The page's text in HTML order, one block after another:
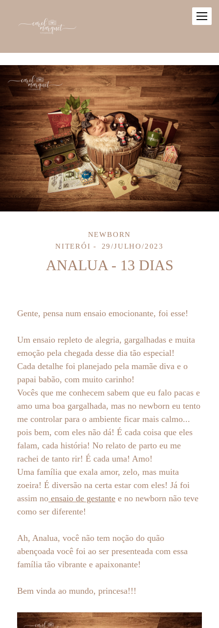
NEWBORN
NITERÓI
29/JULHO/2023
ANALUA - 13 DIAS
Gente, pensa num ensaio emocionante, foi esse!
Um ensaio repleto de alegria, gargalhadas e muita
emoção pela chegada desse dia tão especial!
Cada detalhe foi planejado pela mamãe diva e o
papai babão, com muito carinho!
Vocês que me conhecem sabem que eu falo pacas e
amo uma boa gargalhada, mas no newborn eu tento
me controlar para o ambiente ficar mais calmo...
pois bem, com eles não dá! É cada coisa que eles
falam, cada história! No relato de parto eu me
rachei de tanto rir! É cada uma! Amo!
Uma família que exala amor, zelo, mas muita
zoeira! É diversão na certa estar com eles! Já foi
assim no ensaio de gestante e no newborn não teve
como ser diferente!
Ah, Analua, você não tem noção do quão
abençoada você foi ao ser presenteada com essa
família tão vibrante e apaixonante!
Bem vinda ao mundo, princesa!!!